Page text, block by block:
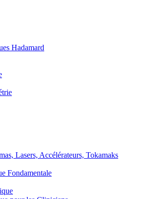
Hadamard
Lasers, Accélérateurs, Tokamaks
Fondamentale